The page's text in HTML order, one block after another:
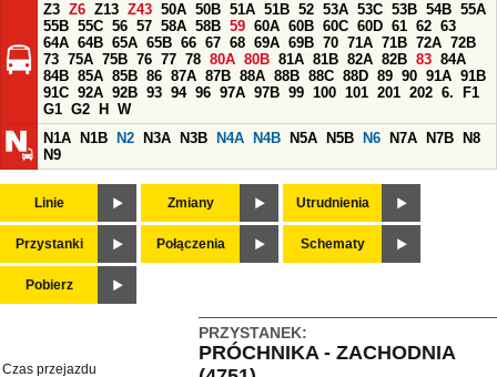
Z3 Z6 Z13 Z43 50A 50B 51A 51B 52 53A 53C 53B 54B 55A
55B 55C 56 57 58A 58B 59 60A 60B 60C 60D 61 62 63
64A 64B 65A 65B 66 67 68 69A 69B 70 71A 71B 72A 72B
73 75A 75B 76 77 78 80A 80B 81A 81B 82A 82B 83 84A
84B 85A 85B 86 87A 87B 88A 88B 88C 88D 89 90 91A 91B
91C 92A 92B 93 94 96 97A 97B 99 100 101 201 202 6.
F1
G1 G2 H
W
N1A
N1B N2 N3A N3B N4A N4B N5A N5B N6 N7A N7B
N8
N9
Linie Zmiany Utrudnienia
Przystanki Połączenia Schematy
Pobierz
PRZYSTANEK:
PRÓCHNIKA - ZACHODNIA
Czas przejazdu